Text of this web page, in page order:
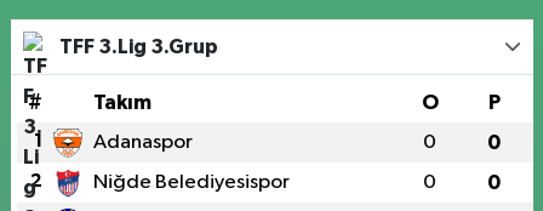
TFF 3.Lig 3.Grup
# Takım O P
1 Adanaspor 0 0
2 Niğde Belediyesispor 0 0